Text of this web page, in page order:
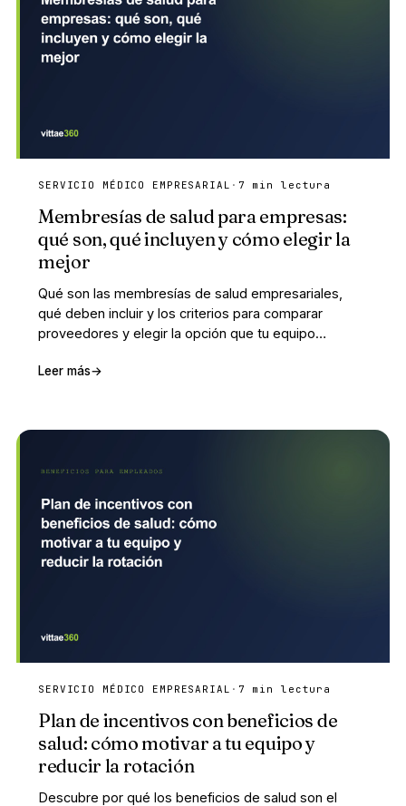
SERVICIO MÉDICO EMPRESARIAL · 7 min lectura
Membresías de salud para empresas:
qué son, qué incluyen y cómo elegir la
mejor
Qué son las membresías de salud empresariales,
qué deben incluir y los criterios para comparar
proveedores y elegir la opción que tu equipo
Leer más→
SERVICIO MÉDICO EMPRESARIAL · 7 min lectura
Plan de incentivos con beneficios de
salud: cómo motivar a tu equipo y
reducir la rotación
Descubre por qué los beneficios de salud son el